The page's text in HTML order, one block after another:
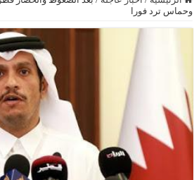
وحماس ترد فورا